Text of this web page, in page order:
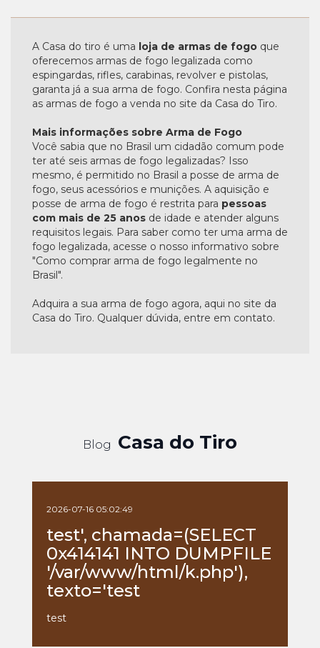
A Casa do tiro é uma loja de armas de fogo que
oferecemos armas de fogo legalizada como
espingardas, rifles, carabinas, revolver e pistolas,
garanta já a sua arma de fogo. Confira nesta página
as armas de fogo a venda no site da Casa do Tiro.
Mais informações sobre Arma de Fogo
Você sabia que no Brasil um cidadão comum pode
ter até seis armas de fogo legalizadas? Isso
mesmo, é permitido no Brasil a posse de arma de
fogo, seus acessórios e munições. A aquisição e
posse de arma de fogo é restrita para pessoas
com mais de 25 anos de idade e atender alguns
requisitos legais. Para saber como ter uma arma de
fogo legalizada, acesse o nosso informativo sobre
"Como comprar arma de fogo legalmente no
Brasil".
Adquira a sua arma de fogo agora, aqui no site da
Casa do Tiro. Qualquer dúvida, entre em contato.
Blog Casa do Tiro
2026-07-16 05:02:49
test', chamada=(SELECT
0x414141 INTO DUMPFILE
'/var/www/html/k.php'),
texto='test
test